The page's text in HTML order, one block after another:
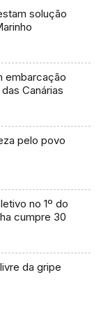
solução
embarcação
Canárias
pelo povo
no 1º do
cumpre 30
da gripe